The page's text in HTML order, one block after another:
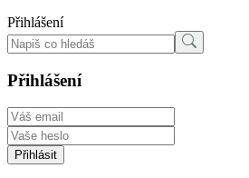
Přihlášení
Přihlášení